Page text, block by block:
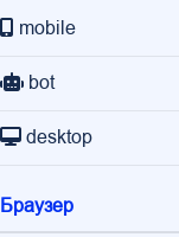
mobile
bot
desktop
Браузер